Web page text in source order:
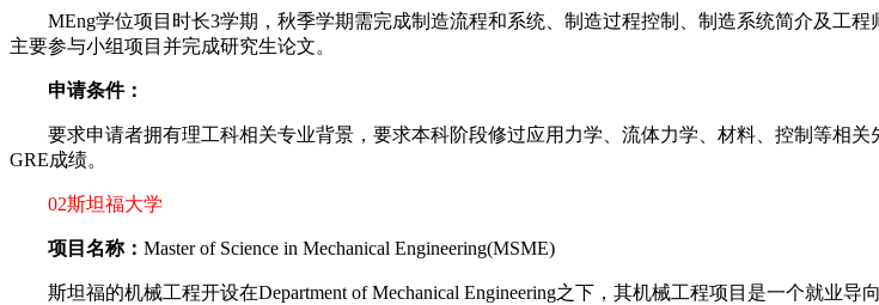
MEng学位项目时长3学期，秋季学期需完成制造流程和系统、制造过程控制、制造系统简介及工
主要参与小组项目并完成研究生论文。
申请条件：
要求申请者拥有理工科相关专业背景，要求本科阶段修过应用力学、流体力学、材料、控制等相关
GRE成绩。
02斯坦福大学
项目名称： Master of Science in Mechanical Engineering(MSME)
斯坦福的机械工程开设在Department of Mechanical Engineering之下，其机械工程项目是一个就业